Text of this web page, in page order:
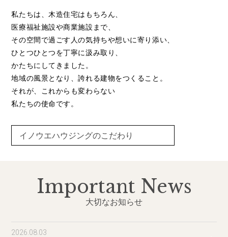
私たちは、木造住宅はもちろん、
医療福祉施設や商業施設まで、
その空間で過ごす人の気持ちや想いに寄り添い、
ひとつひとつを丁寧に汲み取り、
かたちにしてきました。
地域の風景となり、誇れる建物をつくること。
それが、これからも変わらない
私たちの使命です。
イノウエハウジングのこだわり
Important News
大切なお知らせ
2026.08.03